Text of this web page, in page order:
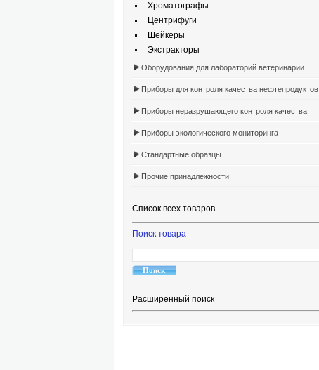
Хроматографы
Центрифуги
Шейкеры
Экстракторы
Оборудования для лабораторий ветеринарии
Приборы для контроля качества нефтепродуктов
Приборы неразрушающего контроля качества
Приборы экологического мониторинга
Стандартные образцы
Прочие принадлежности
Список всех товаров
Поиск товара
Расширенный поиск